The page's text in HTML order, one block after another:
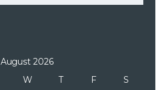
August 2026
W T F
S